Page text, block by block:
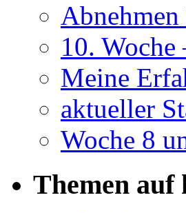
10.
Meine
aktueller
Woche 8
Themen auf